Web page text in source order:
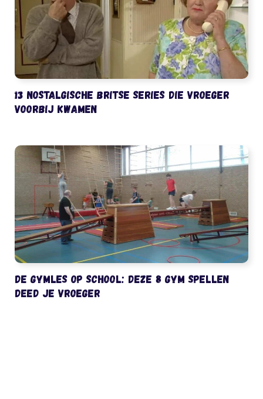
13 nostalgische Britse series die vroeger
voorbij kwamen
De gymles op school: deze 8 gym spellen
deed je vroeger